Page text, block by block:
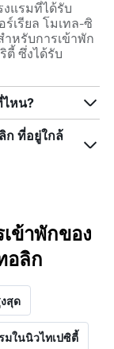
แรมที่ได้รับ
เรียล โมเทล-ซิ
หรับการเข้าพัก
ตี้ ซึ่งได้รับ
ไหน?
ก ที่อยู่ใกล้
ข้าพักของ
อลิก
สุด
มในนิวไทเปซิตี้